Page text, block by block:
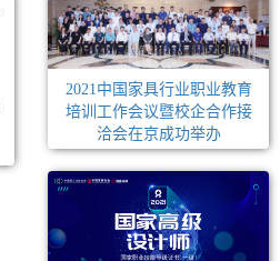
2021中国家具行业职业教育
培训工作会议暨校企合作接
洽会在京成功举办